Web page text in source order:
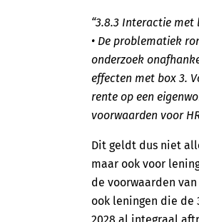
“3.8.3 Interactie met
• De problematiek
onderzoek
effecten met box 3.
rente op een
voorwaarden voor
Dit geldt dus niet
maar ook voor
de voorwaarden
ook leningen die de